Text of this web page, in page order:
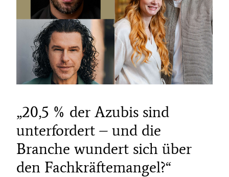
„20,5 % der Azubis sind
unterfordert – und die
Branche wundert sich über
den Fachkräftemangel?“